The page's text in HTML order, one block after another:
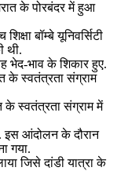
के पोरबंदर में हुआ
बॉम्बे यूनिवर्सिटी
थी.
भेद-भाव के शिकार हुए.
के स्वतंत्रता संग्राम
के स्वतंत्रता संग्राम में
इस आंदोलन के दौरान
गया.
जिसे दांडी यात्रा के